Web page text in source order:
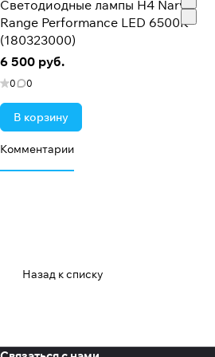
Светодиодные лампы H4 Narva
Range Performance LED 6500K
(180323000)
6 500 руб.
0 0
В корзину
Комментарии
Назад к списку